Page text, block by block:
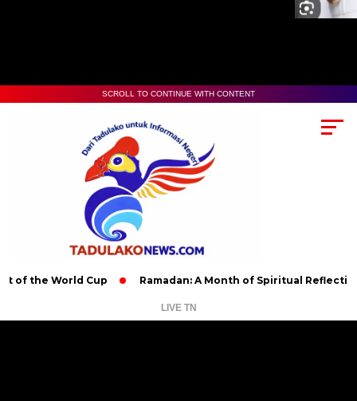
SCROLL TO CONTINUE WITH CONTENT
World Cup Ramadan: A Month of Spiritual Reflection,
LIVE TN